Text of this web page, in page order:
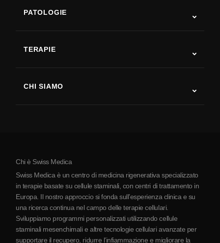
PATOLOGIE
Malattia di Parkinson
Artrite
TERAPIE
CHI SIAMO
La Serbia
Partnership
Chi è Swiss Medica
Swiss Medica è un centro di medicina rigenerativa specializzato
in terapie basate su cellule staminali, con centri di trattamento in
Europa. Il nostro approccio si fonda sull’esperienza clinica e su
una ricerca continua nel campo delle terapie cellulari.
Sviluppiamo programmi personalizzati utilizzando cellule
staminali mesenchimali e altre tecnologie cellulari avanzate per
supportare il recupero, ridurre l’infiammazione e migliorare la